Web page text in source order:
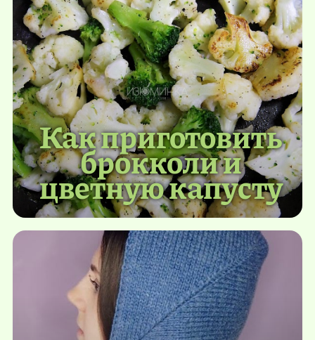
Как приготовить
брокколи и
цветную капусту